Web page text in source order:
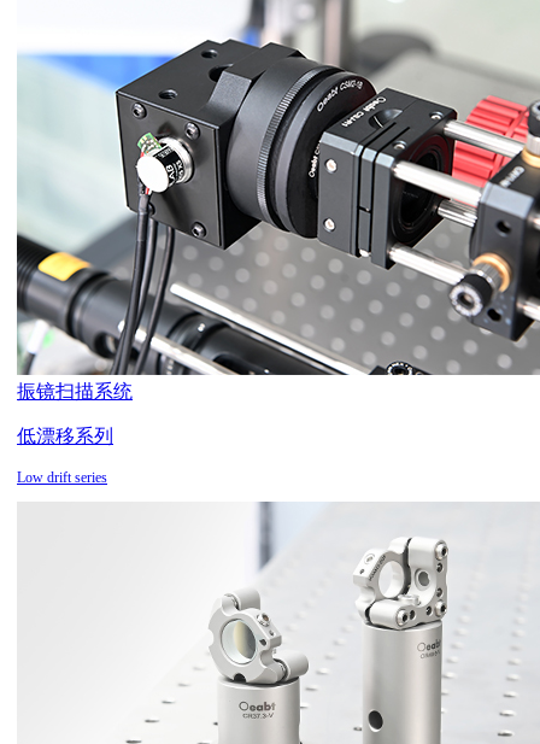
振镜扫描系统
低漂移系列
Low drift series